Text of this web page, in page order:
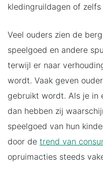
kledingruildagen of
Veel ouders zien de
speelgoed en andere
terwijl er naar
wordt. Vaak geven
gebruikt wordt. Als je in
dan hebben zij
speelgoed van hun
door de trend van
opruimacties steeds